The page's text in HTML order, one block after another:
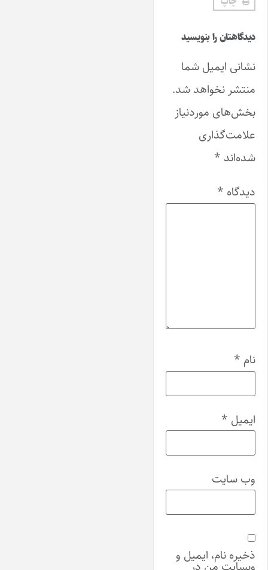
دیدگاهتان را بنویسید
نشانی ایمیل شما
منتشر نخواهد شد.
بخش‌های موردنیاز
علامت‌گذاری
شده‌اند *
دیدگاه *
نام *
ایمیل *
وب‌ سایت
ذخیره نام، ایمیل و
وبسایت من در